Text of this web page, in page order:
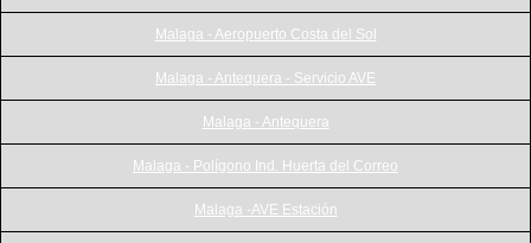
Malaga - Aeropuerto Costa del Sol
Malaga - Antequera - Servicio AVE
Malaga - Antequera
Malaga - Polígono Ind. Huerta del Correo
Malaga -AVE Estación